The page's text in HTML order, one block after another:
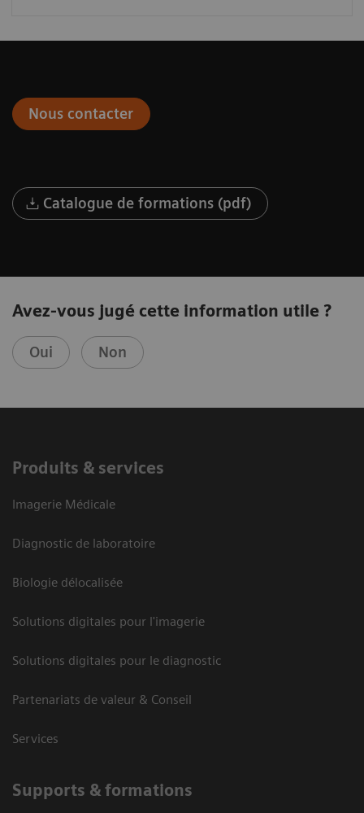
Nous contacter
Catalogue de formations (pdf)
Avez-vous jugé cette information utile ?
Oui Non
Produits & services
Imagerie Médicale
Diagnostic de laboratoire
Biologie délocalisée
Solutions digitales pour l'imagerie
Solutions digitales pour le diagnostic
Partenariats de valeur & Conseil
Services
Supports & formations